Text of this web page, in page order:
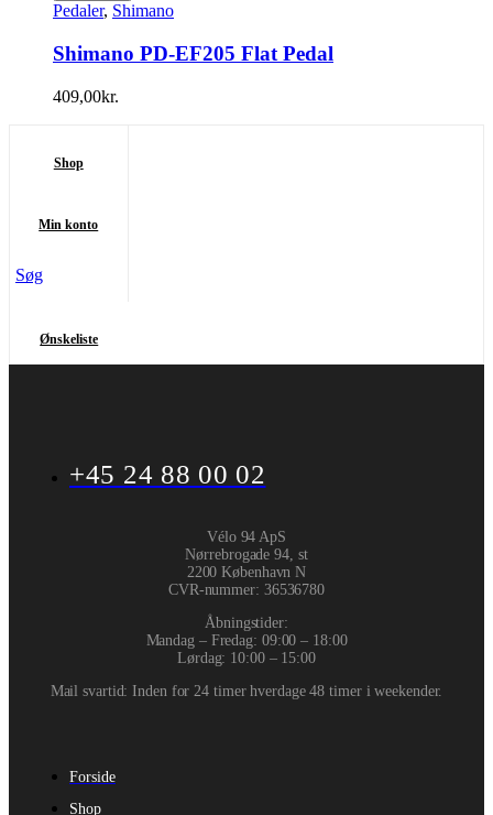
Pedaler, Shimano
Shimano PD-EF205 Flat Pedal
409,00kr.
Shop
Min konto
Søg
Ønskeliste
+45 24 88 00 02
Vélo 94 ApS
Nørrebrogade 94, st
2200 København N
CVR-nummer: 36536780
Åbningstider:
Mandag – Fredag: 09:00 – 18:00
Lørdag: 10:00 – 15:00
Mail svartid: Inden for 24 timer hverdage 48 timer i weekender.
Forside
Shop